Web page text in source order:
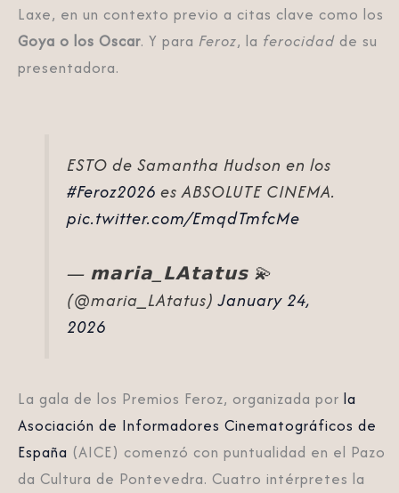
Laxe, en un contexto previo a citas clave como los
Goya o los Oscar. Y para Feroz, la ferocidad de su
presentadora.
ESTO de Samantha Hudson en los
#Feroz2026 es ABSOLUTE CINEMA.
pic.twitter.com/EmqdTmfcMe
— 𝗺𝗮𝗿𝗶𝗮_𝗟𝗔𝘁𝗮𝘁𝘂𝘀 💫
(@maria_LAtatus)January 24,
2026
La gala de los Premios Feroz, organizada por la
Asociación de Informadores Cinematográficos de
España (AICE) comenzó con puntualidad en el Pazo
da Cultura de Pontevedra. Cuatro intérpretes la